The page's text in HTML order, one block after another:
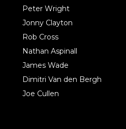
Peter Wright
Jonny Clayton
Rob Cross
Nathan Aspinall
James Wade
Dimitri Van den Bergh
Joe Cullen